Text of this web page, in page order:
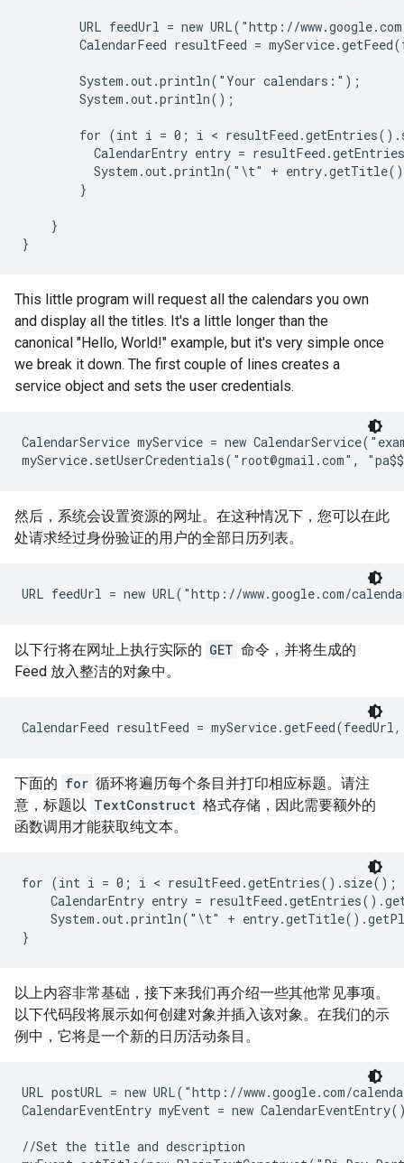
URL feedUrl = new URL("http://
CalendarFeed resultFeed =
        System.out.println("Your calendars:");
        System.out.println();
for (int i = 0; i <
CalendarEntry entry =
System.out.println("\t" +
        }
    }
}
This little program will request all the calendars you own
and display all the titles. It's a little longer than the
canonical "Hello, World!" example, but it's very simple once
we break it down. The first couple of lines creates a
service object and sets the user credentials.
CalendarService myService = new
myService.setUserCredentials("root@gmail.com",
然后，系统会设置资源的网址。在这种情况下，您可以在此
处请求经过身份验证的用户的全部日历列表。
URL feedUrl = new URL("http://www.google.com/
以下行将在网址上执行实际的 GET 命令，并将生成的
Feed 放入整洁的对象中。
CalendarFeed resultFeed =
下面的 for 循环将遍历每个条目并打印相应标题。请注
意，标题以 TextConstruct 格式存储，因此需要额外的
函数调用才能获取纯文本。
for (int i = 0; i <
CalendarEntry entry =
System.out.println("\t" +
}
以上内容非常基础，接下来我们再介绍一些其他常见事项。
以下代码段将展示如何创建对象并插入该对象。在我们的示
例中，它将是一个新的日历活动条目。
URL postURL = new URL("http://www.google.com/
CalendarEventEntry myEvent = new
//Set the title and description